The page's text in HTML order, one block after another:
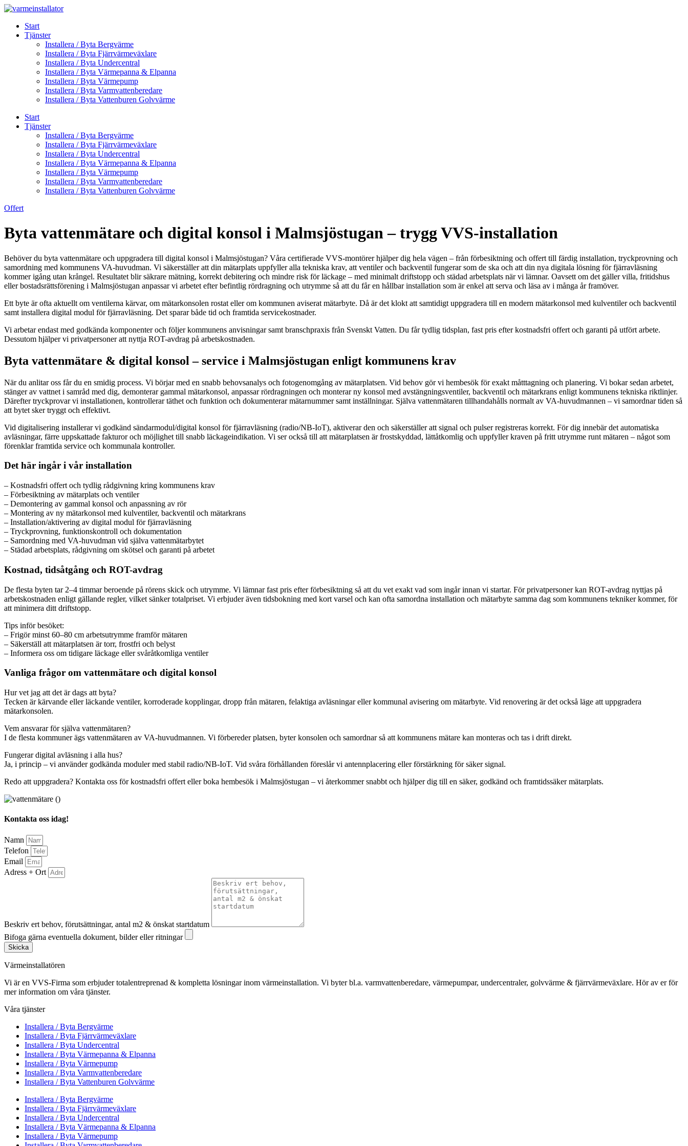
Skip
contentStart
Tjänster
Installera / Byta Bergvärme
Installera / Byta Fjärrvärmeväxlare
Installera / Byta Undercentral
Installera / Byta Värmepanna & Elpanna
Installera / Byta Värmepump
Installera / Byta Varmvattenberedare
Installera / Byta Vattenburen Golvvärme
Start
Tjänster
Installera / Byta Bergvärme
Installera / Byta Fjärrvärmeväxlare
Installera / Byta Undercentral
Installera / Byta Värmepanna & Elpanna
Installera / Byta Värmepump
Installera / Byta Varmvattenberedare
Installera / Byta Vattenburen Golvvärme
Offert
Byta vattenmätare och digital konsol i Malmsjöstugan – trygg VVS‑installation
Behöver du byta vattenmätare och uppgradera till digital konsol i Malmsjöstugan? Våra certifierade VVS-montörer hjälper dig hela vägen – från förbesiktning och offert till färdig installation, tryckprovning och
samordning med kommunens VA-huvudman. Vi säkerställer att din mätarplats uppfyller alla tekniska krav, att ventiler och backventil fungerar som de ska och att din nya digitala lösning för fjärravläsning
kommer igång utan krångel. Resultatet blir säkrare mätning, korrekt debitering och mindre risk för läckage – med minimalt driftstopp och städad arbetsplats när vi lämnar. Oavsett om det gäller villa, fritidshus
eller bostadsrättsförening i Malmsjöstugan anpassar vi arbetet efter befintlig rördragning och utrymme så att du får en hållbar installation som är enkel att serva och läsa av i många år framöver.
Ett byte är ofta aktuellt om ventilerna kärvar, om mätarkonsolen rostat eller om kommunen aviserat mätarbyte. Då är det klokt att samtidigt uppgradera till en modern mätarkonsol med kulventiler och backventil
samt installera digital modul för fjärravläsning. Det sparar både tid och framtida servicekostnader.
Vi arbetar endast med godkända komponenter och följer kommunens anvisningar samt branschpraxis från Svenskt Vatten. Du får tydlig tidsplan, fast pris efter kostnadsfri offert och garanti på utfört arbete.
Dessutom hjälper vi privatpersoner att nyttja ROT-avdrag på arbetskostnaden.
Byta vattenmätare & digital konsol – service i Malmsjöstugan enligt kommunens krav
När du anlitar oss får du en smidig process. Vi börjar med en snabb behovsanalys och fotogenomgång av mätarplatsen. Vid behov gör vi hembesök för exakt måtttagning och planering. Vi bokar sedan arbetet,
stänger av vattnet i samråd med dig, demonterar gammal mätarkonsol, anpassar rördragningen och monterar ny konsol med avstängningsventiler, backventil och mätarkrans enligt kommunens tekniska riktlinjer.
Därefter tryckprovar vi installationen, kontrollerar täthet och funktion och dokumenterar mätarnummer samt inställningar. Själva vattenmätaren tillhandahålls normalt av VA-huvudmannen – vi samordnar tiden så
att bytet sker tryggt och effektivt.
Vid digitalisering installerar vi godkänd sändarmodul/digital konsol för fjärravläsning (radio/NB‑IoT), aktiverar den och säkerställer att signal och pulser registreras korrekt. För dig innebär det automatiska
avläsningar, färre uppskattade fakturor och möjlighet till snabb läckageindikation. Vi ser också till att mätarplatsen är frostskyddad, lättåtkomlig och uppfyller kraven på fritt utrymme runt mätaren – något som
förenklar framtida service och kommunala kontroller.
Det här ingår i vår installation
– Kostnadsfri offert och tydlig rådgivning kring kommunens krav
– Förbesiktning av mätarplats och ventiler
– Demontering av gammal konsol och anpassning av rör
– Montering av ny mätarkonsol med kulventiler, backventil och mätarkrans
– Installation/aktivering av digital modul för fjärravläsning
– Tryckprovning, funktionskontroll och dokumentation
– Samordning med VA-huvudman vid själva vattenmätarbytet
– Städad arbetsplats, rådgivning om skötsel och garanti på arbetet
Kostnad, tidsåtgång och ROT-avdrag
De flesta byten tar 2–4 timmar beroende på rörens skick och utrymme. Vi lämnar fast pris efter förbesiktning så att du vet exakt vad som ingår innan vi startar. För privatpersoner kan ROT-avdrag nyttjas på
arbetskostnaden enligt gällande regler, vilket sänker totalpriset. Vi erbjuder även tidsbokning med kort varsel och kan ofta samordna installation och mätarbyte samma dag som kommunens tekniker kommer, för
att minimera ditt driftstopp.
Tips inför besöket:
– Frigör minst 60–80 cm arbetsutrymme framför mätaren
– Säkerställ att mätarplatsen är torr, frostfri och belyst
– Informera oss om tidigare läckage eller svåråtkomliga ventiler
Vanliga frågor om vattenmätare och digital konsol
Hur vet jag att det är dags att byta?
Tecken är kärvande eller läckande ventiler, korroderade kopplingar, dropp från mätaren, felaktiga avläsningar eller kommunal avisering om mätarbyte. Vid renovering är det också läge att uppgradera
mätarkonsolen.
Vem ansvarar för själva vattenmätaren?
I de flesta kommuner ägs vattenmätaren av VA-huvudmannen. Vi förbereder platsen, byter konsolen och samordnar så att kommunens mätare kan monteras och tas i drift direkt.
Fungerar digital avläsning i alla hus?
Ja, i princip – vi använder godkända moduler med stabil radio/NB‑IoT. Vid svåra förhållanden föreslår vi antennplacering eller förstärkning för säker signal.
Redo att uppgradera? Kontakta oss för kostnadsfri offert eller boka hembesök i Malmsjöstugan – vi återkommer snabbt och hjälper dig till en säker, godkänd och framtidssäker mätarplats.
Kontakta oss idag!
Namn
Telefon
Email
Adress + Ort
Beskriv ert behov, förutsättningar, antal m2 & önskat startdatum
Bifoga gärna eventuella dokument, bilder eller ritningar
Skicka
Värmeinstallatören
Vi är en VVS-Firma som erbjuder totalentreprenad & kompletta lösningar inom värmeinstallation. Vi byter bl.a. varmvattenberedare, värmepumpar, undercentraler, golvvärme & fjärrvärmeväxlare. Hör av er för
mer information om våra tjänster.
Våra tjänster
Installera / Byta Bergvärme
Installera / Byta Fjärrvärmeväxlare
Installera / Byta Undercentral
Installera / Byta Värmepanna & Elpanna
Installera / Byta Värmepump
Installera / Byta Varmvattenberedare
Installera / Byta Vattenburen Golvvärme
Installera / Byta Bergvärme
Installera / Byta Fjärrvärmeväxlare
Installera / Byta Undercentral
Installera / Byta Värmepanna & Elpanna
Installera / Byta Värmepump